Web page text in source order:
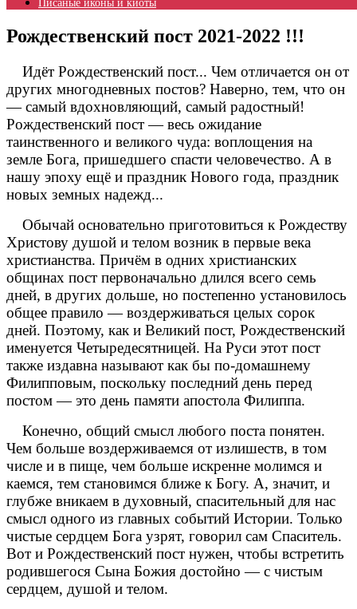
Писаные иконы и киоты
Рождественский пост 2021-2022 !!!
Идёт Рождественский пост... Чем отличается он от
других многодневных постов? Наверно, тем, что он
— самый вдохновляющий, самый радостный!
Рождественский пост — весь ожидание
таинственного и великого чуда: воплощения на
земле Бога, пришедшего спасти человечество. А в
нашу эпоху ещё и праздник Нового года, праздник
новых земных надежд...
Обычай основательно приготовиться к Рождеству
Христову душой и телом возник в первые века
христианства. Причём в одних христианских
общинах пост первоначально длился всего семь
дней, в других дольше, но постепенно установилось
общее правило — воздерживаться целых сорок
дней. Поэтому, как и Великий пост, Рождественский
именуется Четыредесятницей. На Руси этот пост
также издавна называют как бы по-домашнему
Филипповым, поскольку последний день перед
постом — это день памяти апостола Филиппа.
Конечно, общий смысл любого поста понятен.
Чем больше воздерживаемся от излишеств, в том
числе и в пище, чем больше искренне молимся и
каемся, тем становимся ближе к Богу. А, значит, и
глубже вникаем в духовный, спасительный для нас
смысл одного из главных событий Истории. Только
чистые сердцем Бога узрят, говорил сам Спаситель.
Вот и Рождественский пост нужен, чтобы встретить
родившегося Сына Божия достойно — с чистым
сердцем, душой и телом.